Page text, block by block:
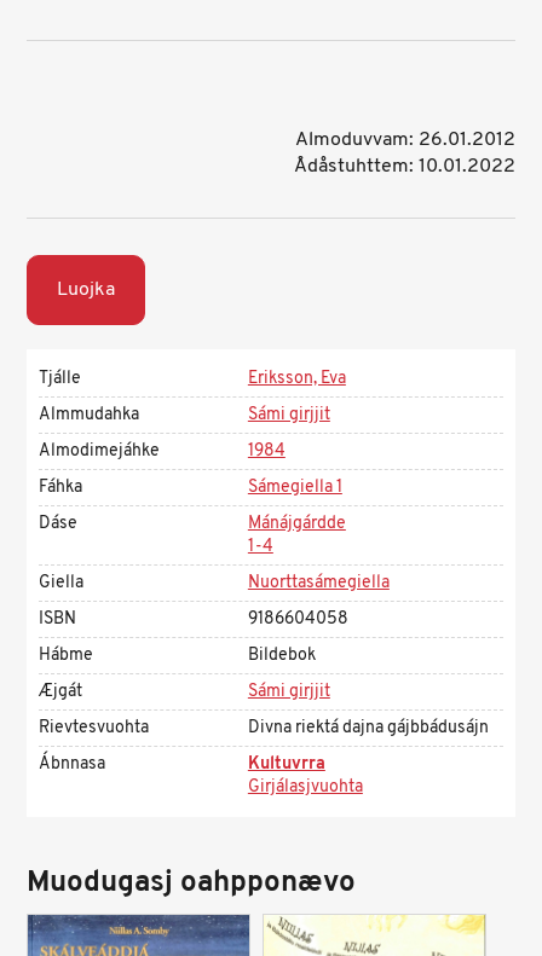
Almoduvvam: 26.01.2012
Ådåstuhttem: 10.01.2022
Luojka
Tjálle
Eriksson, Eva
Almmudahka
Sámi girjjit
Almodimejáhke
1984
Fáhka
Sámegiella 1
Dáse
Mánájgárdde
1-4
Giella
Nuorttasámegiella
ISBN
9186604058
Hábme
Bildebok
Æjgát
Sámi girjjit
Rievtesvuohta
Divna riektá dajna gájbbádusájn
Ábnnasa
Kultuvrra
Girjálasjvuohta
Muodugasj oahpponævo